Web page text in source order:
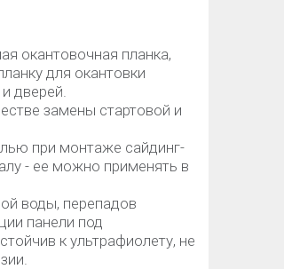
окантовочная планка,
для окантовки
дверей.
замены стартовой и
при монтаже сайдинг-
- ее можно применять в
воды, перепадов
панели под
к ультрафиолету, не